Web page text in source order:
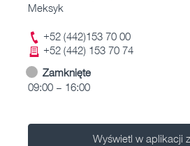
Meksyk
+52 (442)153 70 00
+52 (442) 153 70 74
Zamknięte
09:00 – 16:00
Wyświetl w aplikacji